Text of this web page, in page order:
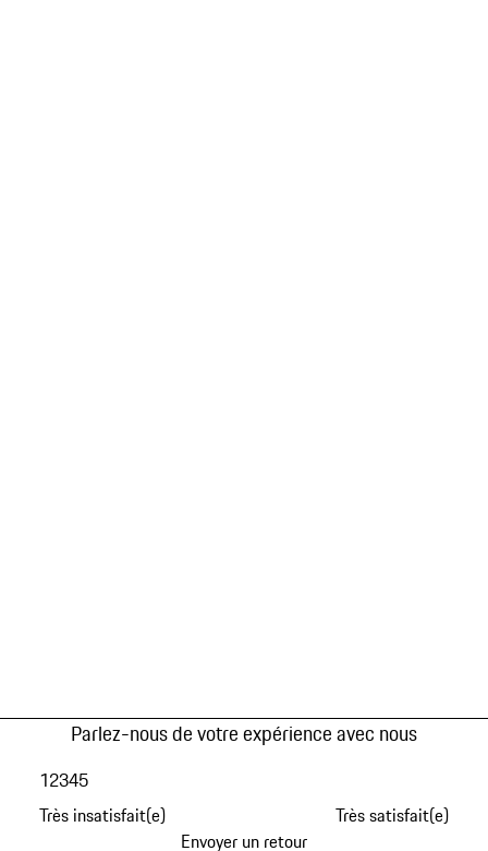
Parlez-nous de votre expérience avec nous
Très insatisfait(e)
12345
Très satisfait(e)
Envoyer un retour